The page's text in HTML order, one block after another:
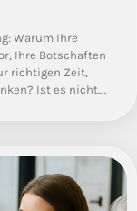
Warum Ihre
Ihre Botschaften
richtigen Zeit,
Ist es nicht.…